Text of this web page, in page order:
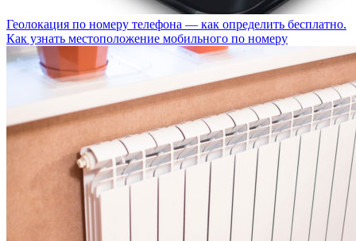
Геолокация по номеру телефона — как определить бесплатно.
Как узнать местоположение мобильного по номеру